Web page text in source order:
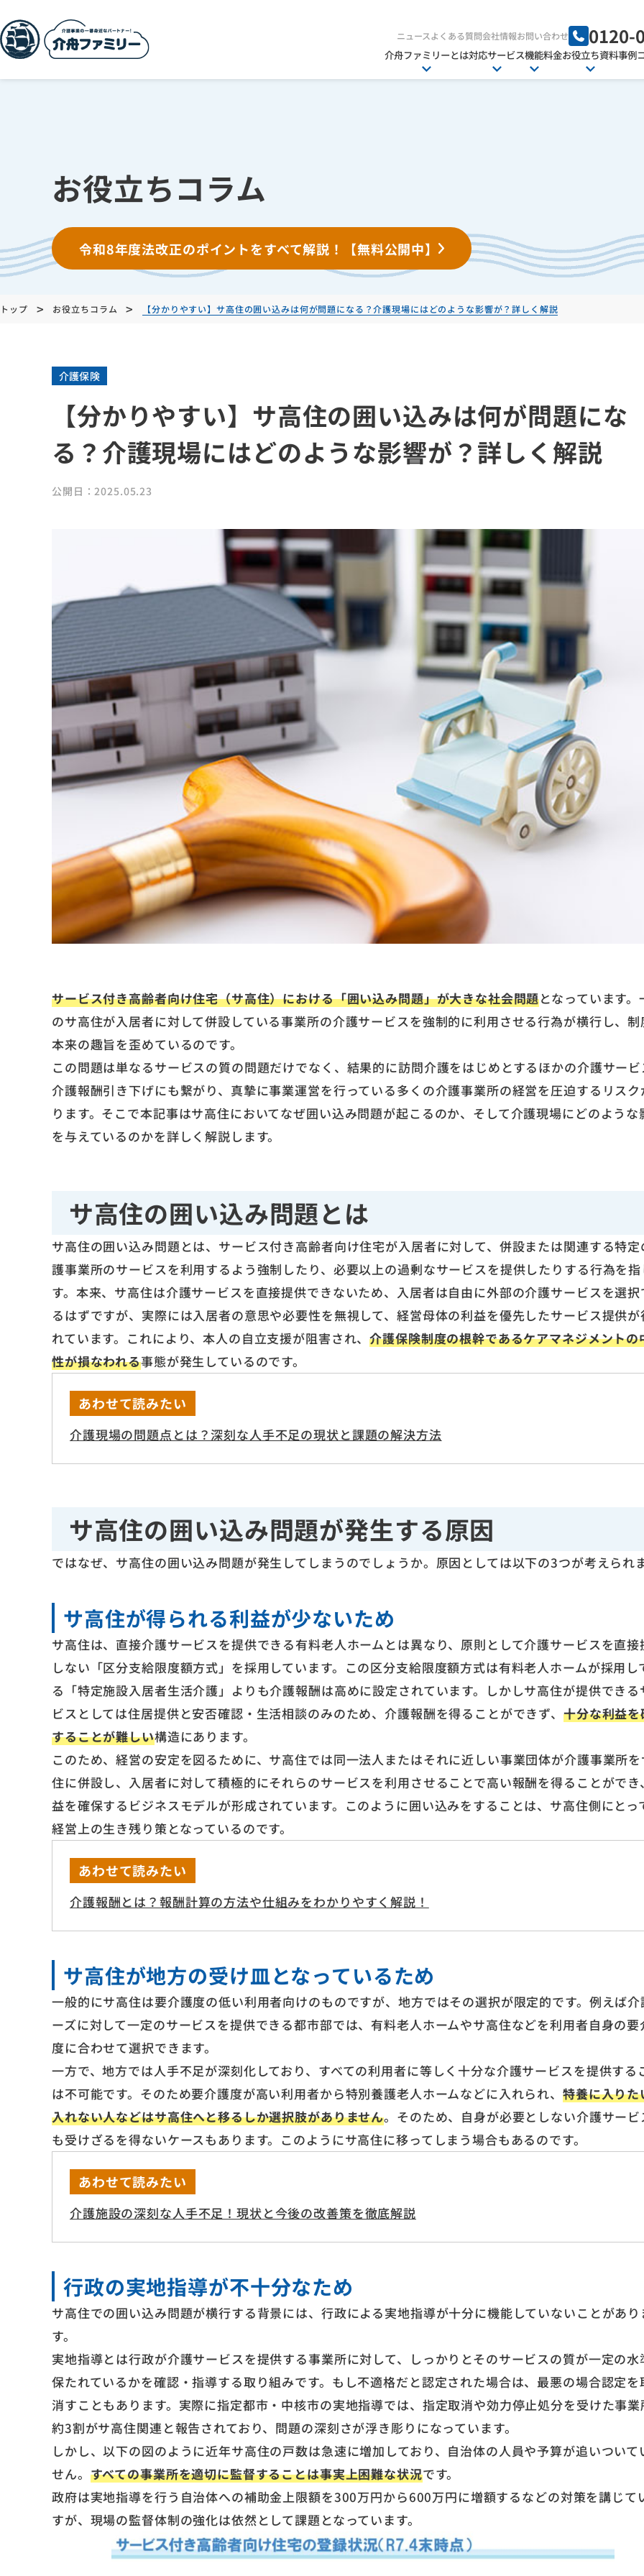
ニュースよくある質問会社情報お問い合わせ 0120-
介舟ファミリーとは対応サービス機能料金お役立ち資料事例
お役立ちコラム
令和8年度法改正のポイントをすべて解説！【無料公開中】
トップ > お役立ちコラム > 【分かりやすい】サ高住の囲い込みは何が問題になる？介護現場にはどのような影響が？詳しく解説
介護保険
【分かりやすい】サ高住の囲い込みは何が問題にな
る？介護現場にはどのような影響が？詳しく解説
公開日：2025.05.23
サービス付き高齢者向け住宅（サ高住）における「囲い込み問題」が大きな社会問題となっています。
のサ高住が入居者に対して併設している事業所の介護サービスを強制的に利用させる行為が横行し、制
本来の趣旨を歪めているのです。
この問題は単なるサービスの質の問題だけでなく、結果的に訪問介護をはじめとするほかの介護サービ
介護報酬引き下げにも繋がり、真摯に事業運営を行っている多くの介護事業所の経営を圧迫するリスク
ります。そこで本記事はサ高住においてなぜ囲い込み問題が起こるのか、そして介護現場にどのような
を与えているのかを詳しく解説します。
サ高住の囲い込み問題とは
サ高住の囲い込み問題とは、サービス付き高齢者向け住宅が入居者に対して、併設または関連する特定
護事業所のサービスを利用するよう強制したり、必要以上の過剰なサービスを提供したりする行為を指
す。本来、サ高住は介護サービスを直接提供できないため、入居者は自由に外部の介護サービスを選択
るはずですが、実際には入居者の意思や必要性を無視して、経営母体の利益を優先したサービス提供が
れています。これにより、本人の自立支援が阻害され、介護保険制度の根幹であるケアマネジメントの
性が損なわれる事態が発生しているのです。
あわせて読みたい
介護現場の問題点とは？深刻な人手不足の現状と課題の解決方法
サ高住の囲い込み問題が発生する原因
ではなぜ、サ高住の囲い込み問題が発生してしまうのでしょうか。原因としては以下の3つが考えられま
サ高住が得られる利益が少ないため
サ高住は、直接介護サービスを提供できる有料老人ホームとは異なり、原則として介護サービスを直接
しない「区分支給限度額方式」を採用しています。この区分支給限度額方式は有料老人ホームが採用し
る「特定施設入居者生活介護」よりも介護報酬は高めに設定されています。しかしサ高住が提供できる
ビスとしては住居提供と安否確認・生活相談のみのため、介護報酬を得ることができず、 十分な利益
することが難しい構造にあります。
このため、経営の安定を図るために、サ高住では同一法人またはそれに近しい事業団体が介護事業所を
住に併設し、入居者に対して積極的にそれらのサービスを利用させることで高い報酬を得ることができ
益を確保するビジネスモデルが形成されています。このように囲い込みをすることは、サ高住側にとっ
経営上の生き残り策となっているのです。
あわせて読みたい
介護報酬とは？報酬計算の方法や仕組みをわかりやすく解説！
サ高住が地方の受け皿となっているため
一般的にサ高住は要介護度の低い利用者向けのものですが、地方ではその選択が限定的です。例えば介
ーズに対して一定のサービスを提供できる都市部では、有料老人ホームやサ高住などを利用者自身の要
度に合わせて選択できます。
一方で、地方では人手不足が深刻化しており、すべての利用者に等しく十分な介護サービスを提供する
は不可能です。そのため要介護度が高い利用者から特別養護老人ホームなどに入れられ、 特養に入りた
入れない人などはサ高住へと移るしか選択肢がありません。そのため、自身が必要としない介護サービ
も受けざるを得ないケースもあります。このようにサ高住に移ってしまう場合もあるのです。
あわせて読みたい
介護施設の深刻な人手不足！現状と今後の改善策を徹底解説
行政の実地指導が不十分なため
サ高住での囲い込み問題が横行する背景には、行政による実地指導が十分に機能していないことがあり
す。
実地指導とは行政が介護サービスを提供する事業所に対して、しっかりとそのサービスの質が一定の水
保たれているかを確認・指導する取り組みです。もし不適格だと認定された場合は、最悪の場合認定を
消すこともあります。実際に指定都市・中核市の実地指導では、指定取消や効力停止処分を受けた事業
約3割がサ高住関連と報告されており、問題の深刻さが浮き彫りになっています。
しかし、以下の図のように近年サ高住の戸数は急速に増加しており、自治体の人員や予算が追いついて
せん。 すべての事業所を適切に監督することは事実上困難な状況です。
政府は実地指導を行う自治体への補助金上限額を300万円から600万円に増額するなどの対策を講じて
すが、現場の監督体制の強化は依然として課題となっています。